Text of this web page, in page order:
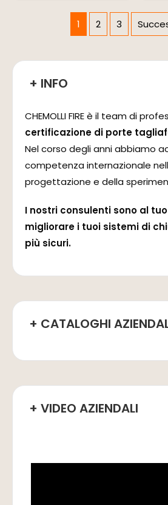
1 2 3
+ INFO
CHEMOLLI FIRE è il team di
certificazione di porte
Nel corso degli anni abbiamo
competenza internazionale
progettazione e della
I nostri consulenti sono al
migliorare i tuoi sistemi di
più sicuri.
+ CATALOGHI
+ VIDEO AZIENDALI